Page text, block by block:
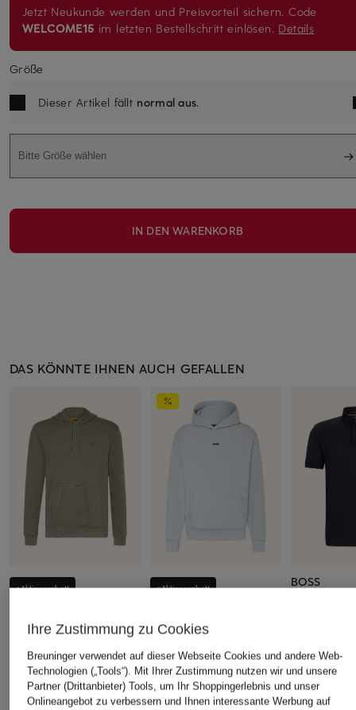
Jetzt Neukunde werden und Preisvorteil sichern. Code
WELCOME15 im letzten Bestellschritt einlösen. Details
Größe
Dieser Artikel fällt normal aus.
Bitte Größe wählen
IN DEN WARENKORB
DAS KÖNNTE IHNEN AUCH GEFALLEN
+Aktionsrabatt
Hoodie WETALK
69,99 €
Bestpreis:67,99 €
Ursprünglich:139,95 €
+Aktionsrabatt
Hoodie SLY ZONE
99,99 €
Bestpreis:149,95 €
BOSS
Ihre Zustimmung zu Cookies
Breuninger verwendet auf dieser Webseite Cookies und andere Web-
Technologien („Tools“). Mit Ihrer Zustimmung nutzen wir und unsere
Partner (Drittanbieter) Tools, um Ihr Shoppingerlebnis und unser
Onlineangebot zu verbessern und Ihnen interessante Werbung auf